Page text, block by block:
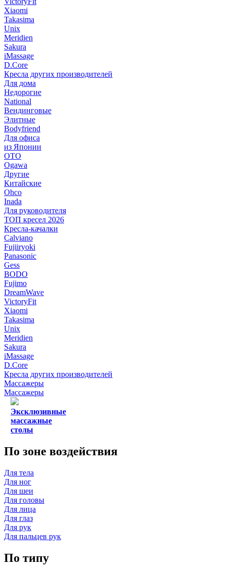
Xiaomi
Takasima
Unix
Meridien
Sakura
iMassage
D.Core
Кресла других производителей
Для дома
Недорогие
National
Вендинговые
Элитные
Bodyfriend
Для офиса
из Японии
OTO
Ogawa
Другие
Китайские
Ohco
Inada
Для руководителя
ТОП кресел 2026
Кресла-качалки
Calviano
Fujiiryoki
Panasonic
Gess
BODO
Fujimo
DreamWave
VictoryFit
Xiaomi
Takasima
Unix
Meridien
Sakura
iMassage
D.Core
Кресла других производителей
Массажеры
Массажеры
Эксклюзивные
массажные
столы
По зоне воздействия
Для тела
Для ног
Для шеи
Для головы
Для лица
Для глаз
Для рук
Для пальцев рук
По типу